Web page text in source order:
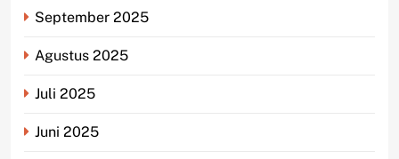
September 2025
Agustus 2025
Juli 2025
Juni 2025